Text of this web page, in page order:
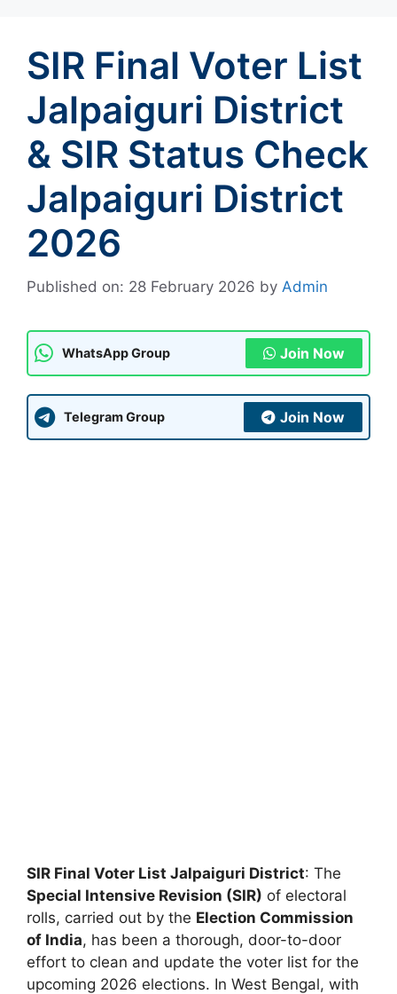
SIR Final Voter List
Jalpaiguri District
& SIR Status Check
Jalpaiguri District
2026
Published on: 28 February 2026 by Admin
WhatsApp Group Join Now
Telegram Group Join Now
SIR Final Voter List Jalpaiguri District: The
Special Intensive Revision (SIR) of electoral
rolls, carried out by the Election Commission
of India, has been a thorough, door-to-door
effort to clean and update the voter list for the
upcoming 2026 elections. In West Bengal, with